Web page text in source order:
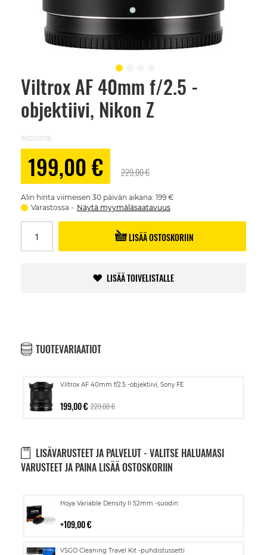
Viltrox AF 40mm f/2.5 -
objektiivi, Nikon Z
95250578
199,00 € 229,00 €
Alin hinta viimeisen 30 päivän aikana: 199 €
Varastossa
Näytä myymäläsaatavuus
LISÄÄ OSTOSKORIIN
LISÄÄ TOIVELISTALLE
TUOTEVARIAATIOT
Viltrox AF 40mm f/2.5 -objektiivi, Sony FE
199,00 € 229,00 €
LISÄVARUSTEET JA PALVELUT - VALITSE HALUAMASI
VARUSTEET JA PAINA LISÄÄ OSTOSKORIIN
Hoya Variable Density II 52mm -suodin
109,00 €
Lisää
VSGO Cleaning Travel Kit -puhdistussetti
Lisää
Skip
beginning
images
gallery